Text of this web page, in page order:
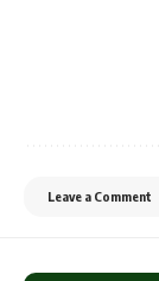
Leave a Comment